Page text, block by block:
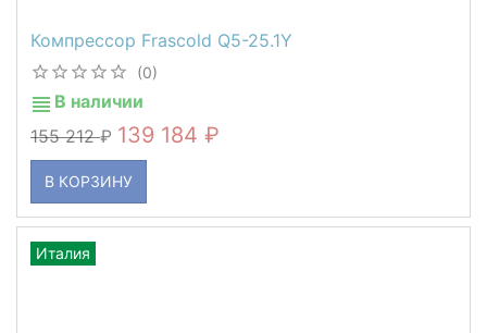
Компрессор Frascold Q5-25.1Y
(0)
В наличии
155 212
139 184
В КОРЗИНУ
Италия